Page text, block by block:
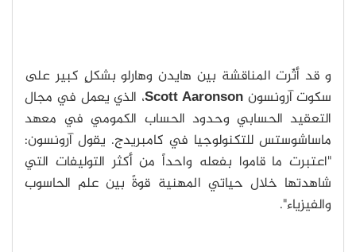
و قد أثّرت المناقشة بين هايدن وهارلو بشكلٍ كبير على
سكوت آرونسون Scott Aaronson، الذي يعمل في مجال
التعقيد الحسابي وحدود الحساب الكمومي في معهد
ماساشوستس للتكنولوجيا في كامبريدج. يقول آرونسون:
"اعتبرت ما قاموا بفعله واحداً من أكثر التوليفات التي
شاهدتها خلال حياتي المهنية قوةً بين علم الحاسوب
والفيزياء".